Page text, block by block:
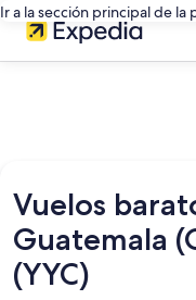
Ir a la sección principal de la
Vuelos
Guatemala
(YYC)